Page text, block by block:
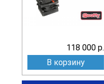
118 000 р.
В корзину